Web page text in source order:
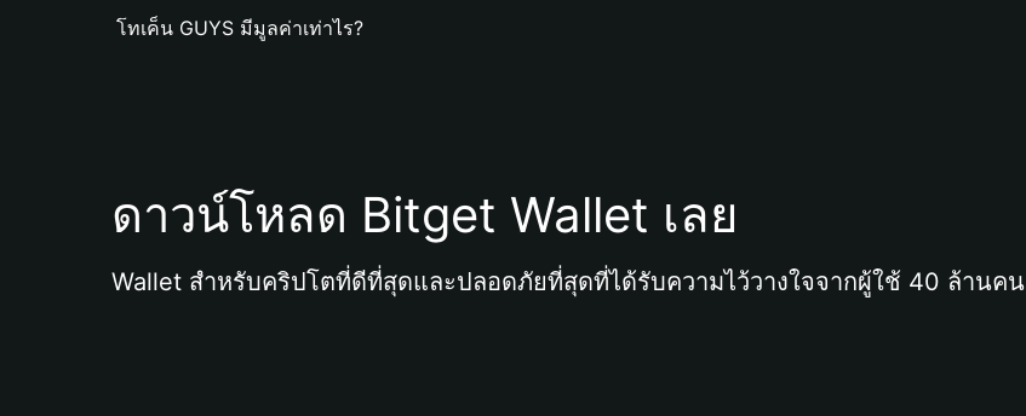
โทเค็น GUYS มีมูลค่าเท่าไร?
ดาวน์โหลด Bitget Wallet เลย
Wallet สำหรับคริปโตที่ดีที่สุดและปลอดภัยที่สุดที่ได้รับความไว้วางใจจากผู้ใช้ 40 ล้านคน